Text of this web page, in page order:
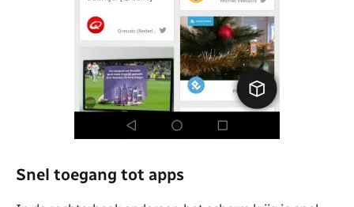
Snel toegang tot apps